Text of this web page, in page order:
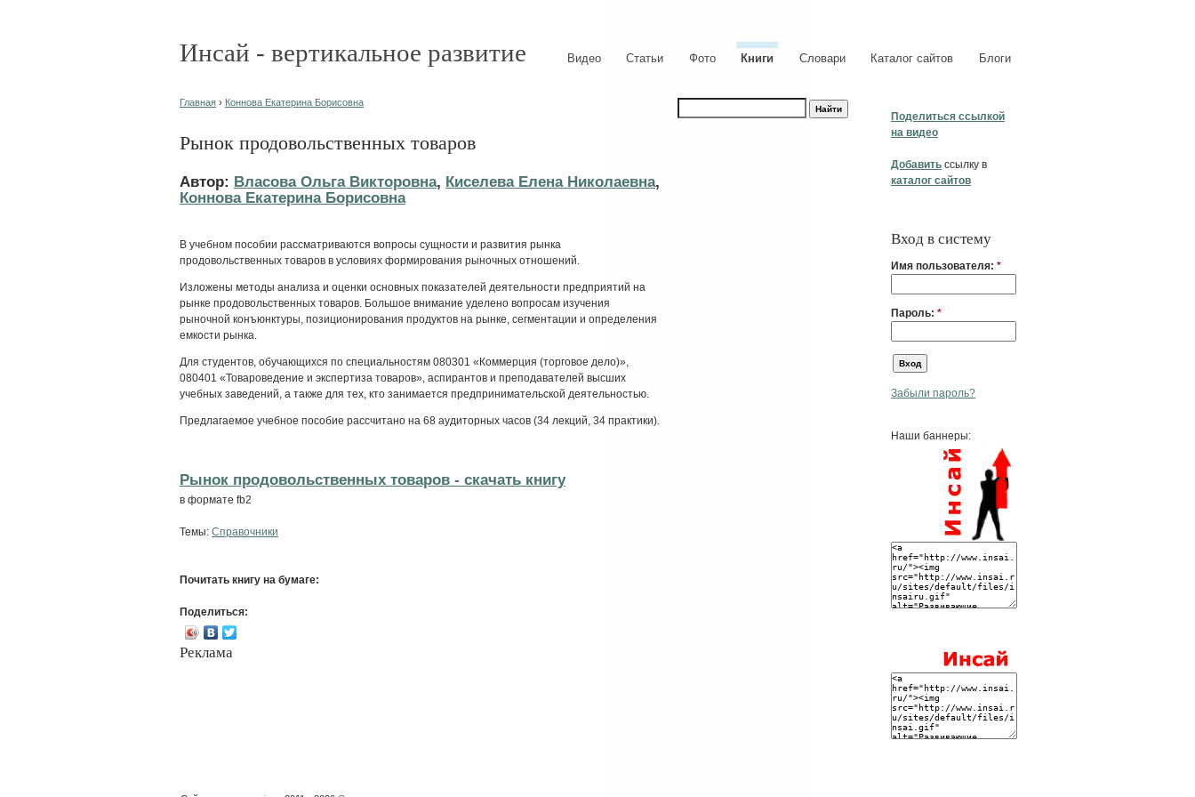
Инсай - вертикальное развитие Видео Статьи Фото Книги Словари Каталог сайтов Блоги
Поделиться ссылкой
на видео
Добавить ссылку в
каталог сайтов
Вход в систему
Имя пользователя: *
Пароль: *
Забыли пароль?
Наши баннеры:
Главная › Коннова Екатерина Борисовна
Рынок продовольственных товаров
Автор: Власова Ольга Викторовна, Киселева Елена Николаевна,
Коннова Екатерина Борисовна
В учебном пособии рассматриваются вопросы сущности и развития рынка
продовольственных товаров в условиях формирования рыночных отношений.
Изложены методы анализа и оценки основных показателей деятельности предприятий на
рынке продовольственных товаров. Большое внимание уделено вопросам изучения
рыночной конъюнктуры, позиционирования продуктов на рынке, сегментации и определения
емкости рынка.
Для студентов, обучающихся по специальностям 080301 «Коммерция (торговое дело)»,
080401 «Товароведение и экспертиза товаров», аспирантов и преподавателей высших
учебных заведений, а также для тех, кто занимается предпринимательской деятельностью.
Предлагаемое учебное пособие рассчитано на 68 аудиторных часов (34 лекций, 34 практики).
Рынок продовольственных товаров - cкачать книгу
в формате fb2
Темы: Справочники
Почитать книгу на бумаге:
Поделиться:
Реклама